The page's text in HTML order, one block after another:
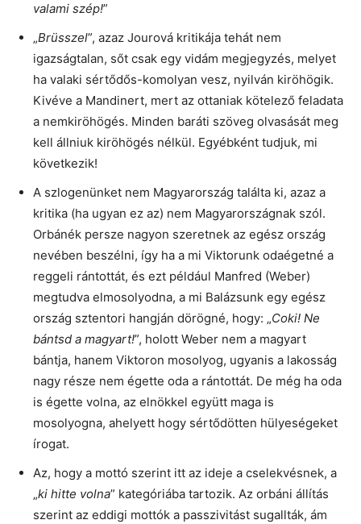
valami szép!”
„Brüsszel”, azaz Jourová kritikája tehát nem
igazságtalan, sőt csak egy vidám megjegyzés, melyet
ha valaki sértődős-komolyan vesz, nyilván kiröhögik.
Kivéve a Mandinert, mert az ottaniak kötelező feladata
a nemkiröhögés. Minden baráti szöveg olvasását meg
kell állniuk kiröhögés nélkül. Egyébként tudjuk, mi
következik!
A szlogenünket nem Magyarország találta ki, azaz a
kritika (ha ugyan ez az) nem Magyarországnak szól.
Orbánék persze nagyon szeretnek az egész ország
nevében beszélni, így ha a mi Viktorunk odaégetné a
reggeli rántottát, és ezt például Manfred (Weber)
megtudva elmosolyodna, a mi Balázsunk egy egész
ország sztentori hangján dörögné, hogy: „Coki! Ne
bántsd a magyart!”, holott Weber nem a magyart
bántja, hanem Viktoron mosolyog, ugyanis a lakosság
nagy része nem égette oda a rántottát. De még ha oda
is égette volna, az elnökkel együtt maga is
mosolyogna, ahelyett hogy sértődötten hülyeségeket
írogat.
Az, hogy a mottó szerint itt az ideje a cselekvésnek, a
„ki hitte volna” kategóriába tartozik. Az orbáni állítás
szerint az eddigi mottók a passzivitást sugallták, ám